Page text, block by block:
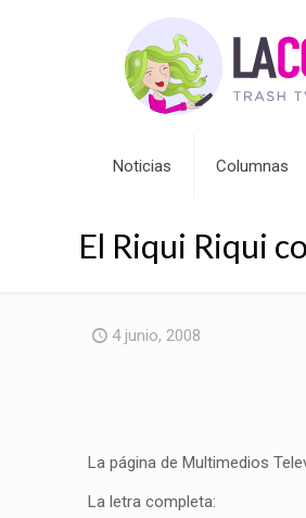
Noticias Columnas
El Riqui Riqui
4 junio, 2008
La página de Multimedios
La letra completa: